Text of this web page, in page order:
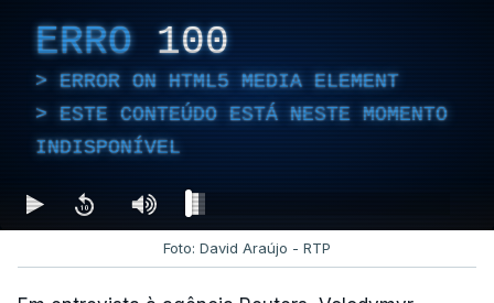
ERRO 100
ERROR ON HTML5 MEDIA ELEMENT
ESTE CONTEÚDO ESTÁ NESTE MOMENTO
INDISPONÍVEL
Foto: David Araújo - RTP